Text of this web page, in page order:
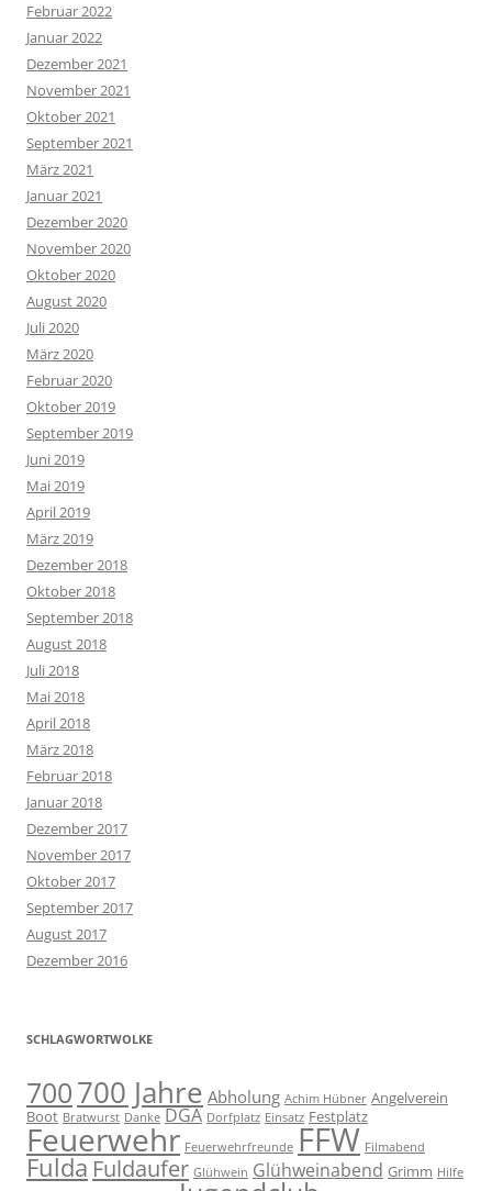
Februar 2022
Januar 2022
Dezember 2021
November 2021
Oktober 2021
September 2021
März 2021
Januar 2021
Dezember 2020
November 2020
Oktober 2020
August 2020
Juli 2020
März 2020
Februar 2020
Oktober 2019
September 2019
Juni 2019
Mai 2019
April 2019
März 2019
Dezember 2018
Oktober 2018
September 2018
August 2018
Juli 2018
Mai 2018
April 2018
März 2018
Februar 2018
Januar 2018
Dezember 2017
November 2017
Oktober 2017
September 2017
August 2017
Dezember 2016
SCHLAGWORTWOLKE
700700 Jahre Abholung Achim Hübner Angelverein
Boot Bratwurst Danke DGA Dorfplatz Einsatz Festplatz
Feuerwehr Feuerwehrfreunde FFW Filmabend
Fulda Fuldaufer Glühwein Glühweinabend Grimm Hilfe